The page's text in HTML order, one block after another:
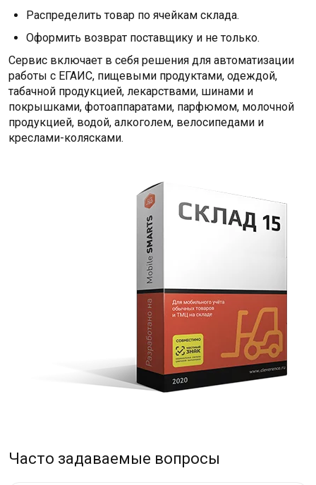
Распределить товар по ячейкам склада.
Оформить возврат поставщику и не только.
Сервис включает в себя решения для автоматизации
работы с ЕГАИС, пищевыми продуктами, одеждой,
табачной продукцией, лекарствами, шинами и
покрышками, фотоаппаратами, парфюмом, молочной
продукцией, водой, алкоголем, велосипедами и
креслами-колясками.
Часто задаваемые вопросы